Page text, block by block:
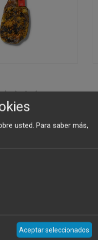
Gran Reserva
5,5 K
usted. Para saber más,
Aceptar seleccionados